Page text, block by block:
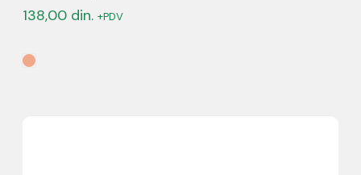
138,00 din. +PDV